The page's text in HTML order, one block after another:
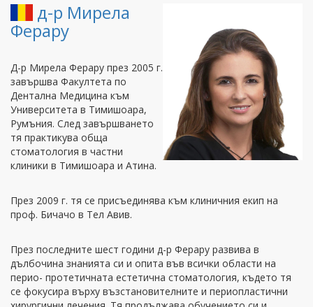
д-р Мирела
Ферару
Д-р Мирела Ферару през 2005 г.
завършва Факултета по
Дентална Медицина към
Университета в Тимишоара,
Румъния. След завършването
тя практикува обща
стоматология в частни
клиники в Тимишоара и Атина.
През 2009 г. тя се присъединява към клиничния екип на
проф. Бичачо в Тел Авив.
През последните шест години д-р Ферару развива в
дълбочина знанията си и опита във всички области на
перио- протетичната естетична стоматология, където тя
се фокусира върху възстановителните и периопластични